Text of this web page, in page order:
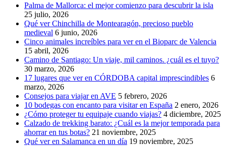
Palma de Mallorca: el mejor comienzo para descubrir la isla
25 julio, 2026
Qué ver Chinchilla de Montearagón, precioso pueblo
medieval 6 junio, 2026
Cinco animales increíbles para ver en el Bioparc de Valencia
15 abril, 2026
Camino de Santiago: Un viaje, mil caminos. ¿cuál es el tuyo?
30 marzo, 2026
17 lugares que ver en CÓRDOBA capital imprescindibles 6
marzo, 2026
Consejos para viajar en AVE 5 febrero, 2026
10 bodegas con encanto para visitar en España 2 enero, 2026
¿Cómo proteger tu equipaje cuando viajas? 4 diciembre, 2025
Calzado de trekking barato: ¿Cuál es la mejor temporada para
ahorrar en tus botas? 21 noviembre, 2025
Qué ver en Salamanca en un día 19 noviembre, 2025